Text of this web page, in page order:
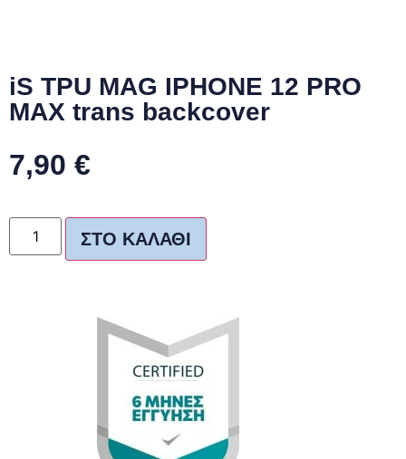
iS TPU MAG IPHONE 12 PRO
MAX trans backcover
7,90 €
ΣΤΟ ΚΑΛΆΘΙ